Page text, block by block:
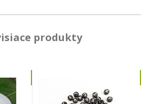
produkty